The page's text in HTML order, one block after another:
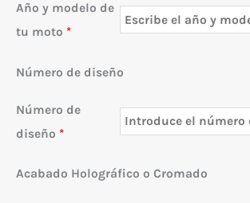
Año y modelo de
tu moto *
Número de diseño
Número de
diseño *
Acabado Holográfico o Cromado